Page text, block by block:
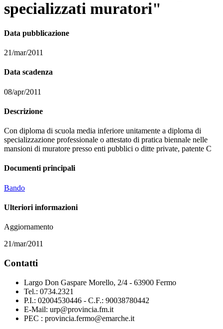
specializzati muratori"
Data pubblicazione
21/mar/2011
Data scadenza
08/apr/2011
Descrizione
Con diploma di scuola media inferiore unitamente a diploma di
specializzazione professionale o attestato di pratica biennale nelle
mansioni di muratore presso enti pubblici o ditte private, patente C
Documenti principali
Bando
Ulteriori informazioni
Aggiornamento
21/mar/2011
Contatti
Largo Don Gaspare Morello, 2/4 - 63900 Fermo
Tel.: 0734.2321
P.I.: 02004530446 - C.F.: 90038780442
E-Mail: urp@provincia.fm.it
PEC : provincia.fermo@emarche.it